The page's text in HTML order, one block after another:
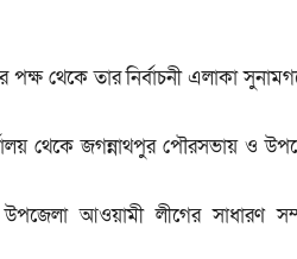
পক্ষ থেকে তার নির্বাচনী এলাকা
থেকে জগন্নাথপুর পৌরসভায় ও
উপজেলা আওয়ামী লীগের সাধারণ